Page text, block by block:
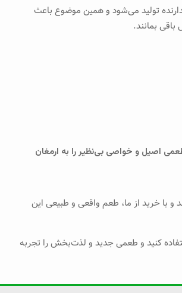
تولید می‌شود و همین موضوع باعث
بمانند.
اصیل و خواصی بی‌نظیر را به ارمغان
با خرید از ما، طعم واقعی و طبیعی این
کنید و طعمی جدید و لذت‌بخش را تجربه